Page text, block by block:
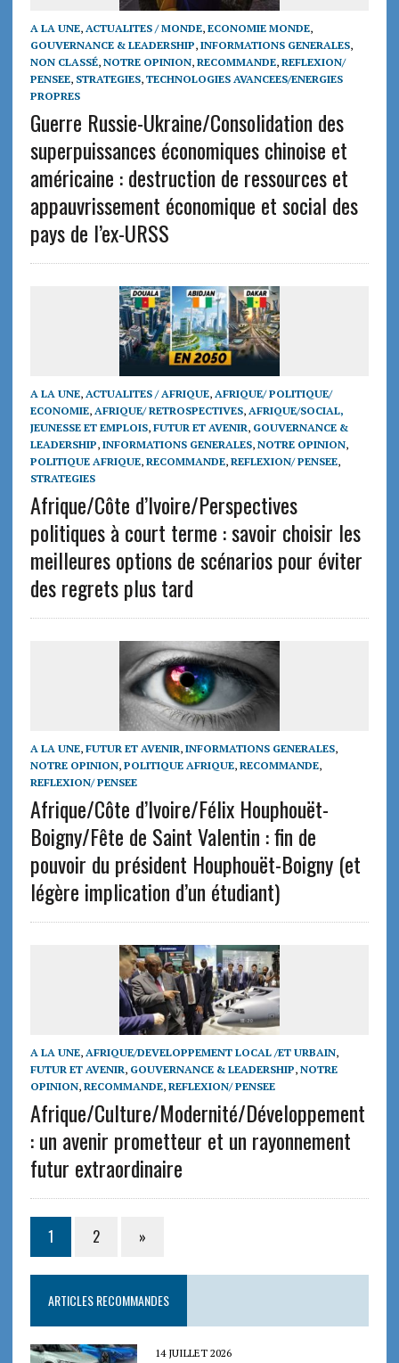
A LA UNE, ACTUALITES / MONDE, ECONOMIE MONDE,
GOUVERNANCE & LEADERSHIP, INFORMATIONS GENERALES,
NON CLASSÉ, NOTRE OPINION, RECOMMANDE, REFLEXION/
PENSEE, STRATEGIES, TECHNOLOGIES AVANCEES/ENERGIES
PROPRES
Guerre Russie-Ukraine/Consolidation des
superpuissances économiques chinoise et
américaine : destruction de ressources et
appauvrissement économique et social des
pays de l’ex-URSS
A LA UNE, ACTUALITES / AFRIQUE, AFRIQUE/ POLITIQUE/
ECONOMIE, AFRIQUE/ RETROSPECTIVES, AFRIQUE/SOCIAL,
JEUNESSE ET EMPLOIS, FUTUR ET AVENIR, GOUVERNANCE &
LEADERSHIP, INFORMATIONS GENERALES, NOTRE OPINION,
POLITIQUE AFRIQUE, RECOMMANDE, REFLEXION/ PENSEE,
STRATEGIES
Afrique/Côte d’Ivoire/Perspectives
politiques à court terme : savoir choisir les
meilleures options de scénarios pour éviter
des regrets plus tard
A LA UNE, FUTUR ET AVENIR, INFORMATIONS GENERALES,
NOTRE OPINION, POLITIQUE AFRIQUE, RECOMMANDE,
REFLEXION/ PENSEE
Afrique/Côte d’Ivoire/Félix Houphouët-
Boigny/Fête de Saint Valentin : fin de
pouvoir du président Houphouët-Boigny (et
légère implication d’un étudiant)
A LA UNE, AFRIQUE/DEVELOPPEMENT LOCAL /ET URBAIN,
FUTUR ET AVENIR, GOUVERNANCE & LEADERSHIP, NOTRE
OPINION, RECOMMANDE, REFLEXION/ PENSEE
Afrique/Culture/Modernité/Développement
: un avenir prometteur et un rayonnement
futur extraordinaire
1 2 »
ARTICLES RECOMMANDES
14 JUILLET 2026